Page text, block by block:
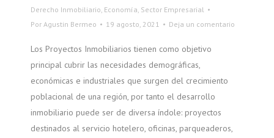
Derecho Inmobiliario, Economía, Sector Empresarial
Por Agustin Bermeo 19 agosto, 2021 Deja un comentario
Los Proyectos Inmobiliarios tienen como objetivo
principal cubrir las necesidades demográficas,
económicas e industriales que surgen del crecimiento
poblacional de una región, por tanto el desarrollo
inmobiliario puede ser de diversa índole: proyectos
destinados al servicio hotelero, oficinas, parqueaderos,